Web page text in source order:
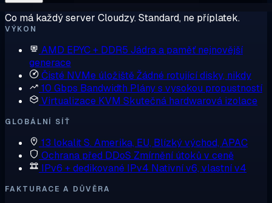
Co má každý server Cloudzy. Standard, ne příplatek.
VÝKON
AMD EPYC + DDR5 Jádra a paměť nejnovější
generace
Čisté NVMe úložištěŽádné rotující disky, nikdy
10 Gbps Bandwidth Plány s vysokou propustností
Virtualizace KVM Skutečná hardwarová izolace
GLOBÁLNÍ SÍŤ
13 lokalitS. Amerika, EU, Blízký východ, APAC
Ochrana před DDoS Zmírnění útoků v ceně
IPv6 + dedikované IPv4 Nativní v6, vlastní v4
FAKTURACE A DŮVĚRA